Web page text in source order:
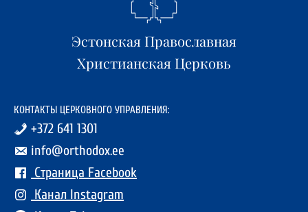
Эстонская Православная
Христианская Церковь
КОНТАКТЫ ЦЕРКОВНОГО УПРАВЛЕНИЯ:
+372 641 1301
info@orthodox.ee
Страница Facebook
Канал Instagram